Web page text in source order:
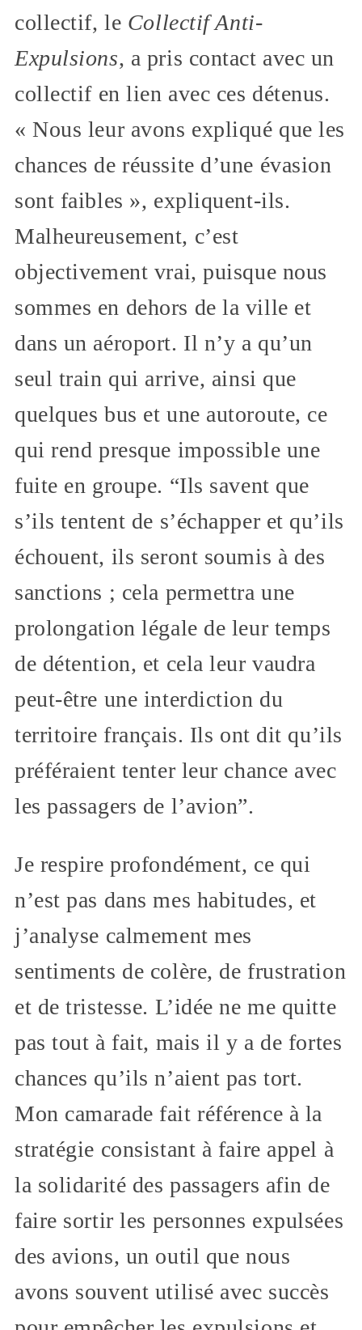
collectif, le Collectif Anti-
Expulsions, a pris contact avec un
collectif en lien avec ces détenus.
« Nous leur avons expliqué que les
chances de réussite d’une évasion
sont faibles », expliquent-ils.
Malheureusement, c’est
objectivement vrai, puisque nous
sommes en dehors de la ville et
dans un aéroport. Il n’y a qu’un
seul train qui arrive, ainsi que
quelques bus et une autoroute, ce
qui rend presque impossible une
fuite en groupe. “Ils savent que
s’ils tentent de s’échapper et qu’ils
échouent, ils seront soumis à des
sanctions ; cela permettra une
prolongation légale de leur temps
de détention, et cela leur vaudra
peut-être une interdiction du
territoire français. Ils ont dit qu’ils
préféraient tenter leur chance avec
les passagers de l’avion”.
Je respire profondément, ce qui
n’est pas dans mes habitudes, et
j’analyse calmement mes
sentiments de colère, de frustration
et de tristesse. L’idée ne me quitte
pas tout à fait, mais il y a de fortes
chances qu’ils n’aient pas tort.
Mon camarade fait référence à la
stratégie consistant à faire appel à
la solidarité des passagers afin de
faire sortir les personnes expulsées
des avions, un outil que nous
avons souvent utilisé avec succès